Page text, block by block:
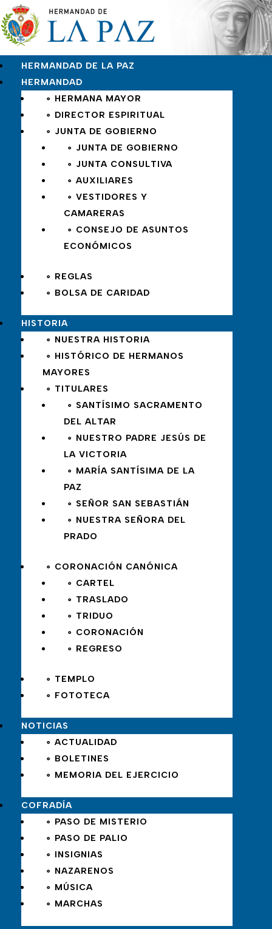
HERMANDAD DE LA PAZ
HERMANDAD
∘ HERMANA MAYOR
∘ DIRECTOR ESPIRITUAL
∘ JUNTA DE GOBIERNO
∘ JUNTA DE GOBIERNO
∘ JUNTA CONSULTIVA
∘ AUXILIARES
∘ VESTIDORES Y
CAMARERAS
∘ CONSEJO DE ASUNTOS
ECONÓMICOS
∘ REGLAS
∘ BOLSA DE CARIDAD
HISTORIA
∘ NUESTRA HISTORIA
∘ HISTÓRICO DE HERMANOS
MAYORES
∘ TITULARES
∘ SANTÍSIMO SACRAMENTO
DEL ALTAR
∘ NUESTRO PADRE JESÚS DE
LA VICTORIA
∘ MARÍA SANTÍSIMA DE LA
PAZ
∘ SEÑOR SAN SEBASTIÁN
∘ NUESTRA SEÑORA DEL
PRADO
∘ CORONACIÓN CANÓNICA
∘ CARTEL
∘ TRASLADO
∘ TRIDUO
∘ CORONACIÓN
∘ REGRESO
∘ TEMPLO
∘ FOTOTECA
NOTICIAS
∘ ACTUALIDAD
∘ BOLETINES
∘ MEMORIA DEL EJERCICIO
COFRADÍA
∘ PASO DE MISTERIO
∘ PASO DE PALIO
∘ INSIGNIAS
∘ NAZARENOS
∘ MÚSICA
∘ MARCHAS